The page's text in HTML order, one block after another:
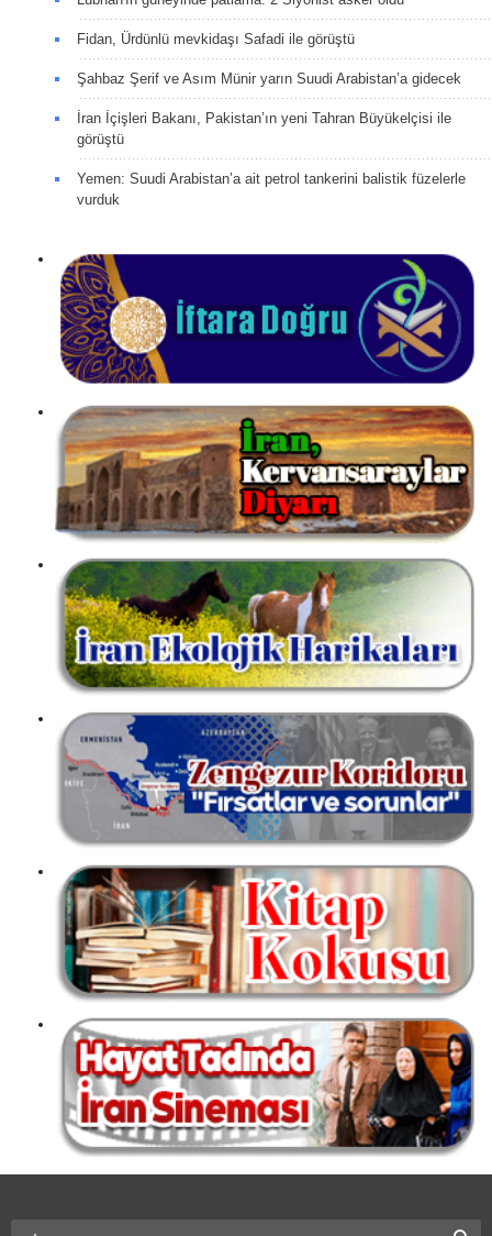
Fidan, Ürdünlü mevkidaşı Safadi ile görüştü
Şahbaz Şerif ve Asım Münir yarın Suudi Arabistan’a gidecek
İran İçişleri Bakanı, Pakistan’ın yeni Tahran Büyükelçisi ile
görüştü
Yemen: Suudi Arabistan’a ait petrol tankerini balistik füzelerle
vurduk